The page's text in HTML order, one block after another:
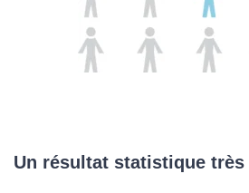
Un résultat statistique